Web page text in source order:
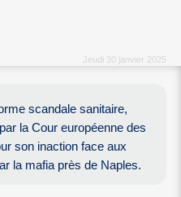
Jeudi 30 janvier 2025
scandale sanitaire,
la Cour européenne des
son inaction face aux
la mafia près de Naples.